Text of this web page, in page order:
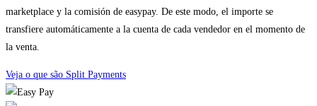
marketplace y la comisión de easypay. De este modo, el importe se
transfiere automáticamente a la cuenta de cada vendedor en el momento de
la venta.
Veja o que são Split Payments